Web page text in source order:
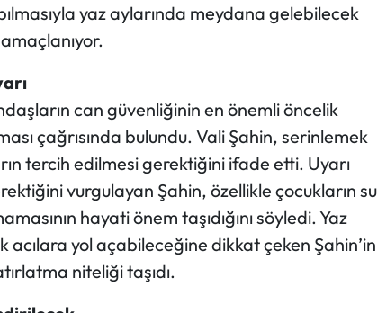
yaz aylarında meydana gelebilecek
can güvenliğinin en önemli öncelik
çağrısında bulundu. Vali Şahin, serinlemek
tercih edilmesi gerektiğini ifade etti. Uyarı
vurgulayan Şahin, özellikle çocukların su
hayati önem taşıdığını söyledi. Yaz
acılara yol açabileceğine dikkat çeken Şahin’in
niteliği taşıdı.